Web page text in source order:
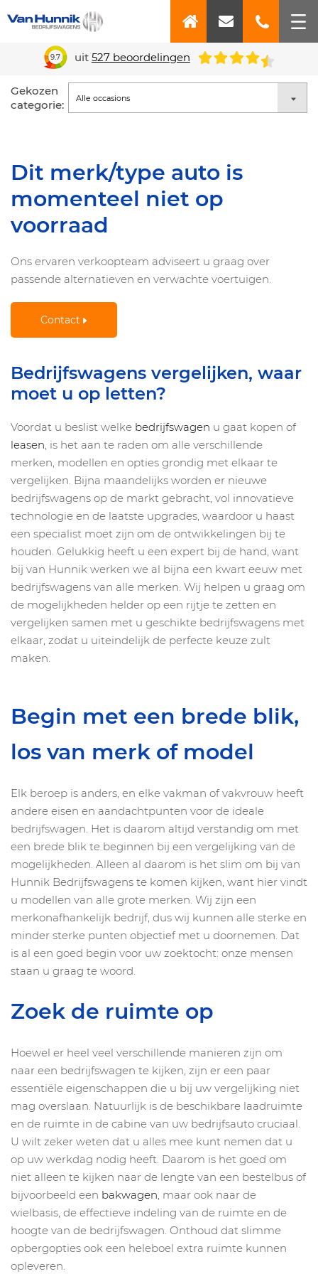
9.7 uit 527beoordelingen
Gekozen
categorie:
Dit merk/type auto is
momenteel niet op
voorraad
Ons ervaren verkoopteam adviseert u graag over
passende alternatieven en verwachte voertuigen.
Contact
Bedrijfswagens vergelijken, waar
moet u op letten?
Voordat u beslist welke bedrijfswagen u gaat kopen of
leasen, is het aan te raden om alle verschillende
merken, modellen en opties grondig met elkaar te
vergelijken. Bijna maandelijks worden er nieuwe
bedrijfswagens op de markt gebracht, vol innovatieve
technologie en de laatste upgrades, waardoor u haast
een specialist moet zijn om de ontwikkelingen bij te
houden. Gelukkig heeft u een expert bij de hand, want
bij van Hunnik werken we al bijna een kwart eeuw met
bedrijfswagens van alle merken. Wij helpen u graag om
de mogelijkheden helder op een rijtje te zetten en
vergelijken samen met u geschikte bedrijfswagens met
elkaar, zodat u uiteindelijk de perfecte keuze zult
maken.
Begin met een brede blik,
los van merk of model
Elk beroep is anders, en elke vakman of vakvrouw heeft
andere eisen en aandachtpunten voor de ideale
bedrijfswagen. Het is daarom altijd verstandig om met
een brede blik te beginnen bij een vergelijking van de
mogelijkheden. Alleen al daarom is het slim om bij van
Hunnik Bedrijfswagens te komen kijken, want hier vindt
u modellen van alle grote merken. Wij zijn een
merkonafhankelijk bedrijf, dus wij kunnen alle sterke en
minder sterke punten objectief met u doornemen. Dat
is al een goed begin voor uw zoektocht: onze mensen
staan u graag te woord.
Zoek de ruimte op
Hoewel er heel veel verschillende manieren zijn om
naar een bedrijfswagen te kijken, zijn er een paar
essentiële eigenschappen die u bij uw vergelijking niet
mag overslaan. Natuurlijk is de beschikbare laadruimte
en de ruimte in de cabine van uw bedrijfsauto cruciaal.
U wilt zeker weten dat u alles mee kunt nemen dat u
op uw werkdag nodig heeft. Daarom is het goed om
niet alleen te kijken naar de lengte van een bestelbus of
bijvoorbeeld een bakwagen, maar ook naar de
wielbasis, de effectieve indeling van de ruimte en de
hoogte van de bedrijfswagen. Onthoud dat slimme
opbergopties ook een heleboel extra ruimte kunnen
opleveren.